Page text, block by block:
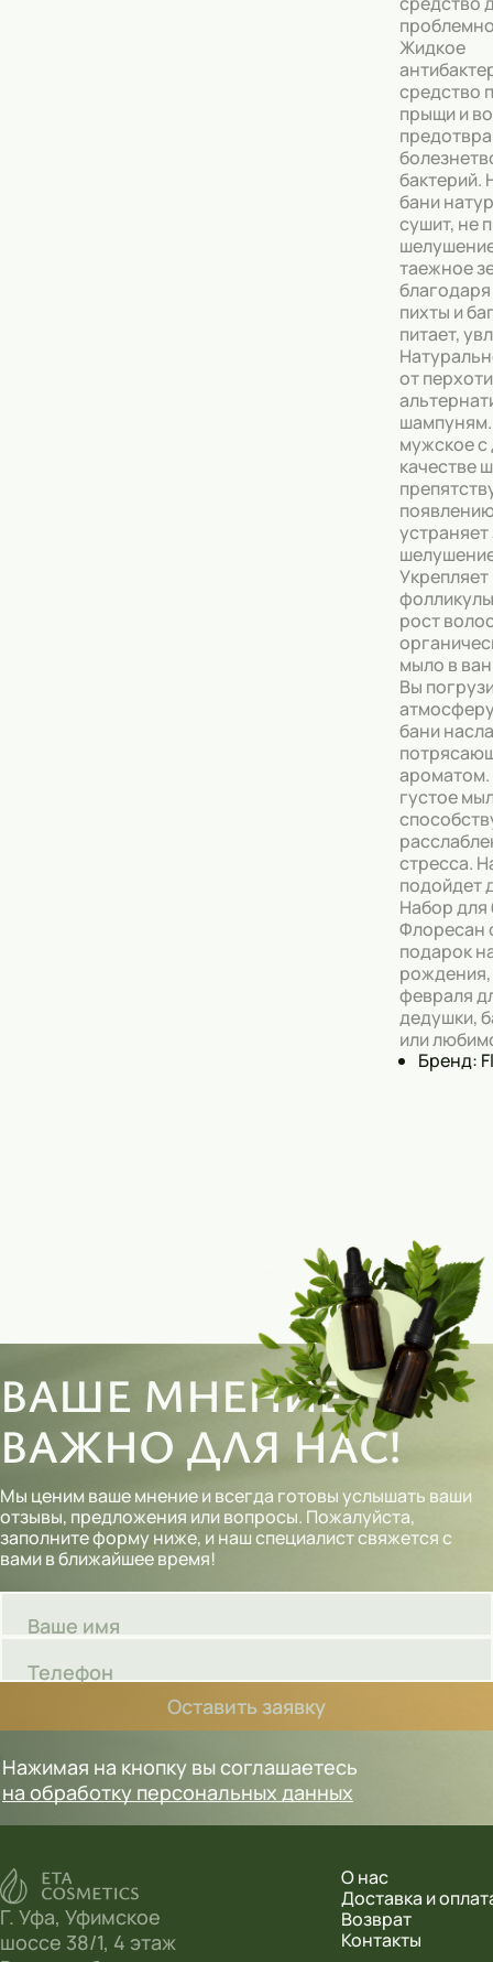
Жидкое
средство
прыщи и
бактерий.
бани
сушит, не
таежное
пихты и
питает,
от
мужское с
качестве
устраняет
рост
мыло в
Вы
бани
густое
стресса.
подойдет
Набор для
Флоресан
подарок
рождения,
февраля
дедушки,
или
Бренд:
ВАШЕ МНЕНИЕ
ВАЖНО ДЛЯ НАС!
Мы ценим ваше мнение и всегда готовы услышать ваши
отзывы, предложения или вопросы. Пожалуйста,
заполните форму ниже, и наш специалист свяжется с
вами в ближайшее время!
Ваше имя
Телефон
Оставить заявку
Нажимая на кнопку вы соглашаетесь
на обработку персональных данных
Г. Уфа, Уфимское
шоссе 38/1, 4 этаж
О нас
Доставка и
Возврат
Контакты